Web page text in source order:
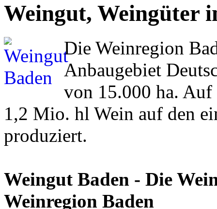
Weingut, Weingüter
Die Weinregion
Anbaugebiet
von 15.000 ha.
1,2 Mio. hl Wein auf den
produziert.
Weingut Baden - Die
Weinregion Baden